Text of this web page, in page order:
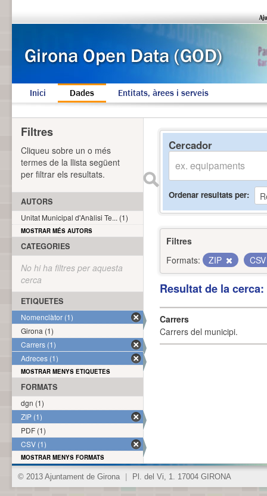
Inici Dades Entitats, àrees i serveis
Cercador
Ordenar resultats per
Filtres
Formats:
ZIP
Resultat de la
Carrers
Carrers del municipi.
Filtres
Cliqueu sobre un o més
termes de la llista següent
per filtrar els resultats.
AUTORS
Unitat Municipal d'Anàlisi Te... (1)
MOSTRAR MÉS AUTORS
CATEGORIES
No hi ha filtres per aquesta
cerca
ETIQUETES
Nomenclàtor (1)
Girona (1)
Carrers (1)
Adreces (1)
MOSTRAR MENYS ETIQUETES
FORMATS
dgn (1)
ZIP (1)
PDF (1)
CSV (1)
MOSTRAR MENYS FORMATS
© 2013 Ajuntament de Girona Pl. del Vi, 1. 17004 GIRONA